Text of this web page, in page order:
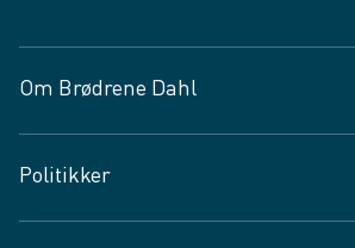
Om Brødrene Dahl
Vagttelefon 30 10 89 89
Spørgsmål og svar
Politikker